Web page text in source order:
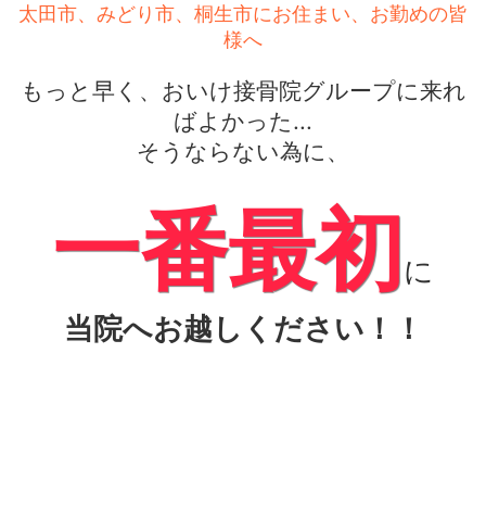
太田市、みどり市、桐生市にお住まい、お勤めの皆
様へ
もっと早く、おいけ接骨院グループに来れ
ばよかった...
そうならない為に、
一番最初に
当院へお越しください！！